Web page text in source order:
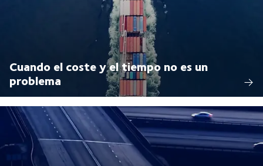
Cuando el coste y el tiempo no es un
problema